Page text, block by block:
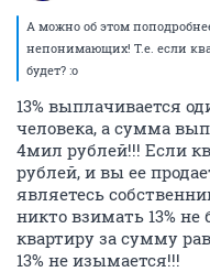
А можно об этом
непонимающих! Т.е. если
будет? :o
13% выплачивается
человека, а сумма
4мил рублей!!! Если
рублей, и вы ее
являетесь
никто взимать 13%
квартиру за сумму
13% не изымается!!!